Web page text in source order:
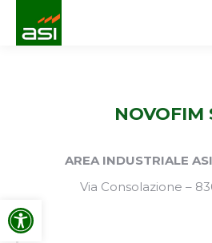
Apri la barra degli strumenti
NOVOFIM
AREA INDUSTRIALE
Via Consolazione –